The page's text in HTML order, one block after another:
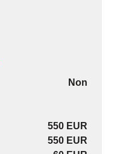
Non
550 EUR
550 EUR